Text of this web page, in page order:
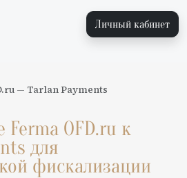
Личный кабинет
— Tarlan Payments
Ferma OFD.ru к
для
фискализации